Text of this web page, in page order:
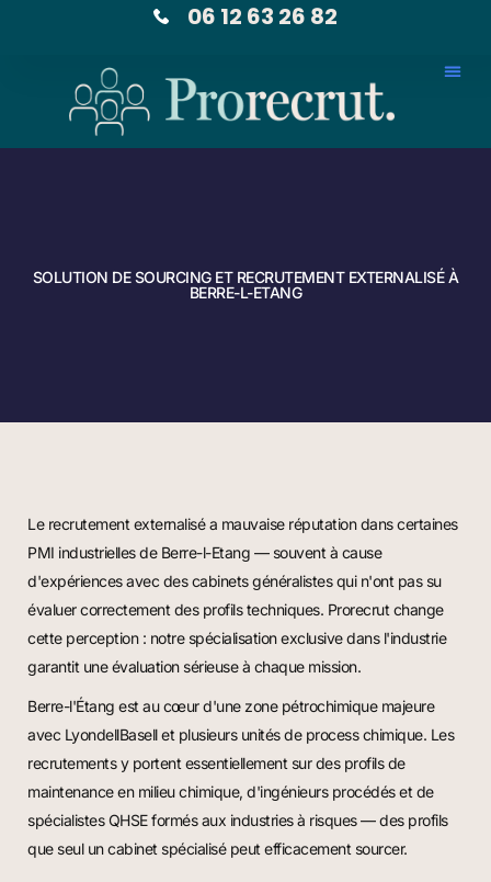
06 12 63 26 82
SOLUTION DE SOURCING ET RECRUTEMENT EXTERNALISÉ À
BERRE-L-ETANG
Le recrutement externalisé a mauvaise réputation dans certaines
PMI industrielles de Berre-l-Etang — souvent à cause
d'expériences avec des cabinets généralistes qui n'ont pas su
évaluer correctement des profils techniques. Prorecrut change
cette perception : notre spécialisation exclusive dans l'industrie
garantit une évaluation sérieuse à chaque mission.
Berre-l'Étang est au cœur d'une zone pétrochimique majeure
avec LyondellBasell et plusieurs unités de process chimique. Les
recrutements y portent essentiellement sur des profils de
maintenance en milieu chimique, d'ingénieurs procédés et de
spécialistes QHSE formés aux industries à risques — des profils
que seul un cabinet spécialisé peut efficacement sourcer.